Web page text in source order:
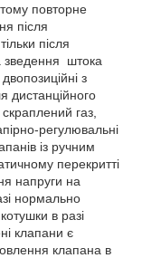
повторне
після
після
зведення штока
з
дистанційного
газ,
регулювальні
із ручним
перекритті
напруги на
нормально
в разі
клапани є
клапана в